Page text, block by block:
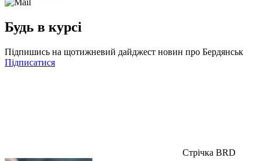
Будь в курсі
Підпишись на щотижневий дайджест новин про Бердянськ
Підписатися
Стрічка BRD